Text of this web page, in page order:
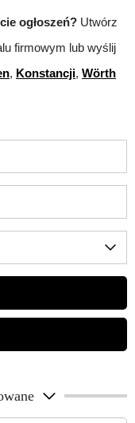
ogłoszeń? Utwórz
firmowym lub wyślij
, Konstancji, Wörth